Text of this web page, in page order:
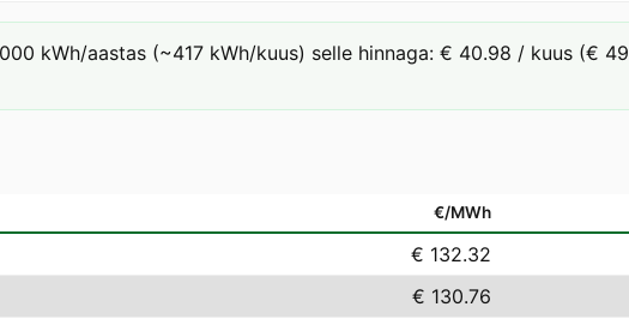
kWh/aastas (~417 kWh/kuus) selle hinnaga: € 40.98 / kuus (€
€/MWh
€ 132.32
€ 130.76